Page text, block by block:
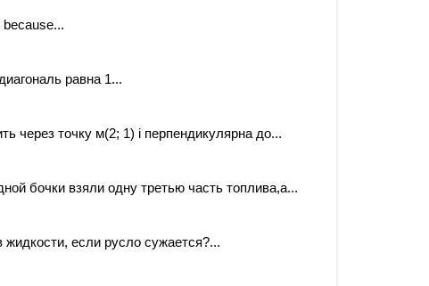
равна 1...
через точку м(2; 1) і перпендикулярна до...
бочки взяли одну третью часть топлива,а...
если русло сужается?...